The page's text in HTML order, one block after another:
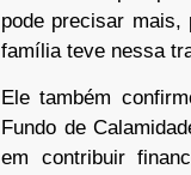
pode precisar mais,
família teve nessa
Ele também
Fundo de
em contribuir